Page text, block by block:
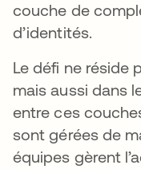
couche de
d’identités.
Le défi ne réside
mais aussi dans
entre ces
sont gérées de
équipes gèrent